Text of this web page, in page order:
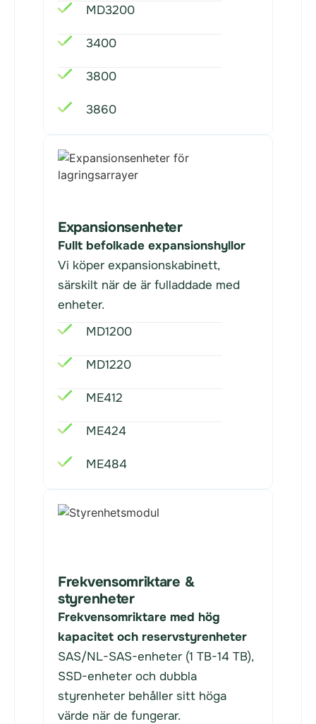
MD3200
3400
3800
3860
Expansionsenheter
Fullt befolkade expansionshyllor
Vi köper expansionskabinett,
särskilt när de är fulladdade med
enheter.
MD1200
MD1220
ME412
ME424
ME484
Frekvensomriktare &
styrenheter
Frekvensomriktare med hög
kapacitet och reservstyrenheter
SAS/NL-SAS-enheter (1 TB-14 TB),
SSD-enheter och dubbla
styrenheter behåller sitt höga
värde när de fungerar.